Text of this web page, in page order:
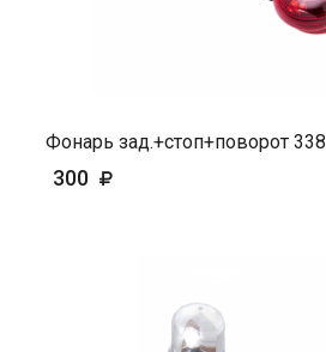
Фонарь зад.+стоп+поворот 338
300